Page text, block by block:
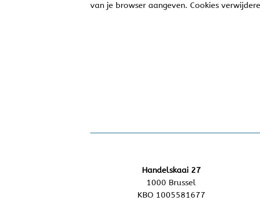
van je browser aangeven. Cookies
Handelskaai 27
1000 Brussel
KBO 1005581677